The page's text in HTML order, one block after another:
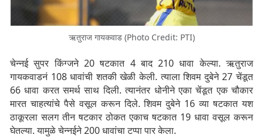
ऋतुराज गायकवाड (Photo Credit: PTI)
चेन्नई सुपर किंग्जने 20 षटकात 4 बाद 210 धावा केल्या. ऋतुराज
गायकवाडनं 108 धावांची शतकी खेळी केली. त्याला शिवम दुबेने 27 चेंडूत
66 धावा करत समर्थ साथ दिली. त्यानंतर धोनीने एका चेंडूत एक चौकार
मारत चाहत्यांचे पैसे वसूल करून दिले. शिवम दुबेने 16 व्या षटकात यश
ठाकूरला सलग तीन षटकार ठोकत एकाच षटकात 19 धावा वसूल करून
घेतल्या. यामुळे चेन्नईने 200 धावांचा टप्पा पार केला.